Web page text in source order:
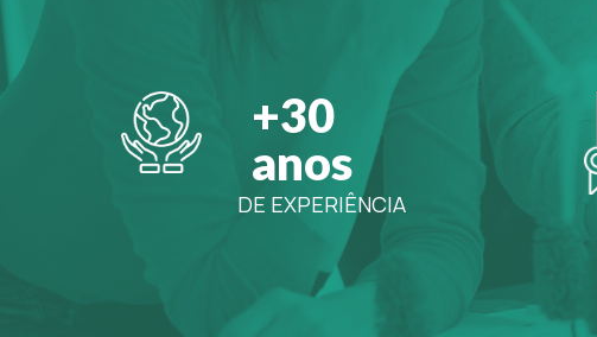
+30
anos
DE EXPERIÊNCIA